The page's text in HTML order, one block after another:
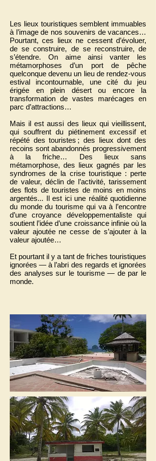
Les lieux touristiques semblent immuables
à l’image de nos souvenirs de vacances…
Pourtant, ces lieux ne cessent d’évoluer,
de se construire, de se reconstruire, de
s’étendre. On aime ainsi vanter les
métamorphoses d’un port de pêche
quelconque devenu un lieu de rendez-vous
estival incontournable, une cité du jeu
érigée en plein désert ou encore la
transformation de vastes marécages en
parc d’attractions…
Mais il est aussi des lieux qui vieillissent,
qui souffrent du piétinement excessif et
répété des touristes ; des lieux dont des
recoins sont abandonnés progressivement
à la friche… Des lieux sans
métamorphose, des lieux gagnés par les
syndromes de la crise touristique : perte
de valeur, déclin de l’activité, tarissement
des flots de touristes de moins en moins
argentés... Il est ici une réalité quotidienne
du monde du tourisme qui va à l’encontre
d’une croyance développementaliste qui
soutient l’idée d’une croissance infinie où la
valeur ajoutée ne cesse de s’ajouter à la
valeur ajoutée…
Et pourtant il y a tant de friches touristiques
ignorées — à l’abri des regards et ignorées
des analyses sur le tourisme — de par le
monde.